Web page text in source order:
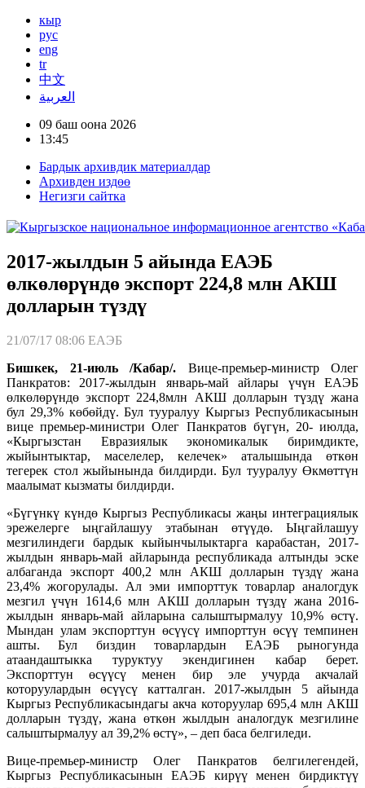
кыр
рус
eng
tr
中文
العربية
09 баш оона 2026
13:45
Бардык архивдик материалдар
Архивден издөө
Негизги сайтка
2017-жылдын 5 айында ЕАЭБ
өлкөлөрүндө экспорт 224,8 млн АКШ
долларын түздү
21/07/17 08:06 ЕАЭБ
Бишкек, 21-июль /Кабар/. Вице-премьер-министр Олег
Панкратов: 2017-жылдын январь-май айлары үчүн ЕАЭБ
өлкөлөрүндө экспорт 224,8млн АКШ долларын түздү жана
бул 29,3% көбөйдү. Бул тууралуу Кыргыз Республикасынын
вице премьер-министри Олег Панкратов бүгүн, 20- июлда,
«Кыргызстан Евразиялык экономикалык биримдикте,
жыйынтыктар, маселелер, келечек» аталышында өткөн
тегерек стол жыйынында билдирди. Бул тууралуу Өкмөттүн
маалымат кызматы билдирди.
«Бүгүнкү күндө Кыргыз Республикасы жаңы интеграциялык
эрежелерге ыңгайлашуу этабынан өтүүдө. Ыңгайлашуу
мезгилиндеги бардык кыйынчылыктарга карабастан, 2017-
жылдын январь-май айларында республикада алтынды эске
албаганда экспорт 400,2 млн АКШ долларын түздү жана
23,4% жогорулады. Ал эми импорттук товарлар аналогдук
мезгил үчүн 1614,6 млн АКШ долларын түздү жана 2016-
жылдын январь-май айларына салыштырмалуу 10,9% өстү.
Мындан улам экспорттун өсүүсү импорттун өсүү темпинен
ашты. Бул биздин товарлардын ЕАЭБ рыногунда
атаандаштыкка туруктуу экендигинен кабар берет.
Экспорттун өсүүсү менен бир эле учурда акчалай
которуулардын өсүүсү катталган. 2017-жылдын 5 айында
Кыргыз Республикасындагы акча которуулар 695,4 млн АКШ
долларын түздү, жана өткөн жылдын аналогдук мезгилине
салыштырмалуу ал 39,2% өстү», – деп баса белгиледи.
Вице-премьер-министр Олег Панкратов белгилегендей,
Кыргыз Республикасынын ЕАЭБ кирүү менен бирдиктүү